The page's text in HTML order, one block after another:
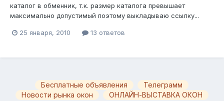
каталог в обменник, т.к. размер каталога превышает
максимально допустимый поэтому выкладываю ссылку...
25 января, 2010 13 ответов
Бесплатные объявления
Телеграмм
Новости рынка окон
ОНЛАЙН-ВЫСТАВКА ОКОН